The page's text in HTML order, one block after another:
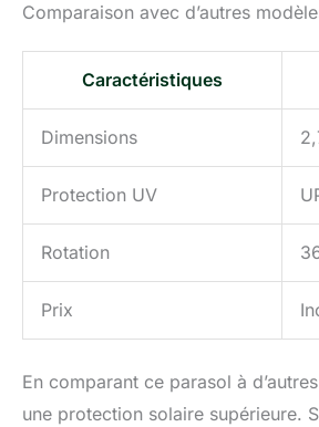
Comparaison avec d’autres
Caractéristiques
Dimensions
Protection UV
Rotation
Prix
En comparant ce parasol à
une protection solaire supérieure.